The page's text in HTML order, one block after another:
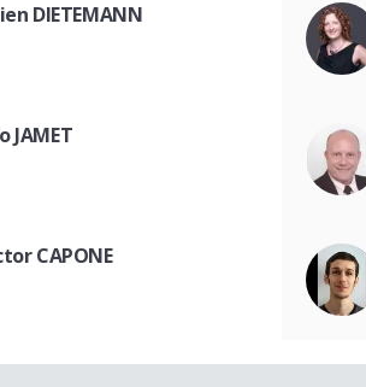
DIETEMANN
JAMET
CAPONE